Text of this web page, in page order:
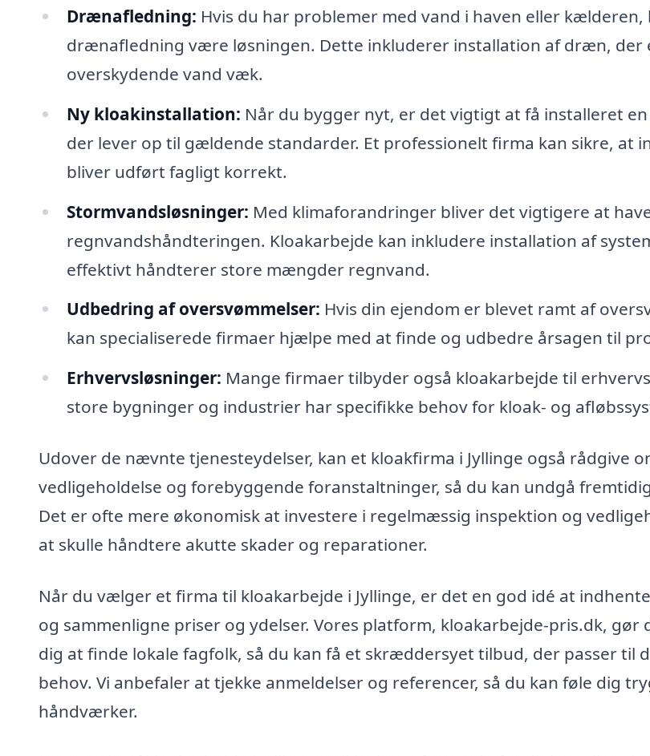
Drænafledning: Hvis du har problemer med vand i haven eller kælderen,
drænafledning være løsningen. Dette inkluderer installation af dræn, der
overskydende vand væk.
Ny kloakinstallation: Når du bygger nyt, er det vigtigt at få installeret
der lever op til gældende standarder. Et professionelt firma kan sikre, at
bliver udført fagligt korrekt.
Stormvandsløsninger: Med klimaforandringer bliver det vigtigere at
regnvandshåndteringen. Kloakarbejde kan inkludere installation af
effektivt håndterer store mængder regnvand.
Udbedring af oversvømmelser: Hvis din ejendom er blevet ramt af
kan specialiserede firmaer hjælpe med at finde og udbedre årsagen til
Erhvervsløsninger: Mange firmaer tilbyder også kloakarbejde til
store bygninger og industrier har specifikke behov for kloak- og
Udover de nævnte tjenesteydelser, kan et kloakfirma i Jyllinge også rådgive
vedligeholdelse og forebyggende foranstaltninger, så du kan undgå
Det er ofte mere økonomisk at investere i regelmæssig inspektion og
at skulle håndtere akutte skader og reparationer.
Når du vælger et firma til kloakarbejde i Jyllinge, er det en god idé at
og sammenligne priser og ydelser. Vores platform, kloakarbejde-pris.dk, gør
dig at finde lokale fagfolk, så du kan få et skræddersyet tilbud, der passer til
behov. Vi anbefaler at tjekke anmeldelser og referencer, så du kan føle dig
håndværker.